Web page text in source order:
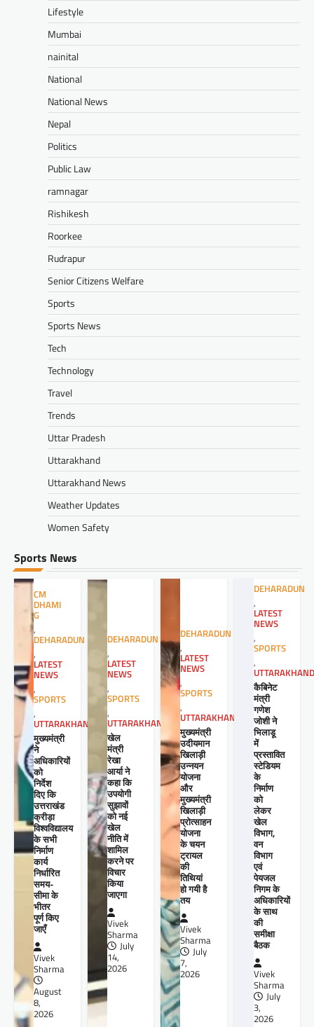
Lifestyle
Mumbai
nainital
National
National News
Nepal
Politics
Public Law
ramnagar
Rishikesh
Roorkee
Rudrapur
Senior Citizens Welfare
Sports
Sports News
Tech
Technology
Travel
Trends
Uttar Pradesh
Uttarakhand
Uttarakhand News
Weather Updates
Women Safety
Sports News
CM
DHAMI
G
,
DEHARADUN
,
LATEST
NEWS
,
SPORTS
,
UTTARAKHAND
मुख्यमंत्री
ने
अधिकारियों
को
निर्देश
दिए कि
उत्तराखंड
क्रीड़ा
विश्वविद्यालय
के सभी
निर्माण
कार्य
निर्धारित
समय-
सीमा के
भीतर
पूर्ण किए
जाएँ
Vivek
Sharma
August
8,
2026
DEHARADUN
,
LATEST
NEWS
,
SPORTS
,
UTTARAKHAND
खेल
मंत्री
रेखा
आर्या ने
कहा कि
उपयोगी
सुझावों
को नई
खेल
नीति में
शामिल
करने पर
विचार
किया
जाएगा
Vivek
Sharma
July
14,
2026
DEHARADUN
,
LATEST
NEWS
,
SPORTS
,
UTTARAKHAND
मुख्यमंत्री
उदीयमान
खिलाड़ी
उन्नयन
योजना
और
मुख्यमंत्री
खिलाड़ी
प्रोत्साहन
योजना
के चयन
ट्रायल
की
तिथियां
हो गयी है
तय
Vivek
Sharma
July
7,
2026
DEHARADUN
,
LATEST
NEWS
,
SPORTS
,
UTTARAKHAND
कैबिनेट
मंत्री
गणेश
जोशी ने
भिलाडू
में
प्रस्तावित
स्टेडियम
के
निर्माण
को
लेकर
खेल
विभाग,
वन
विभाग
एवं
पेयजल
निगम के
अधिकारियों
के साथ
की
समीक्षा
बैठक
Vivek
Sharma
July
3,
2026